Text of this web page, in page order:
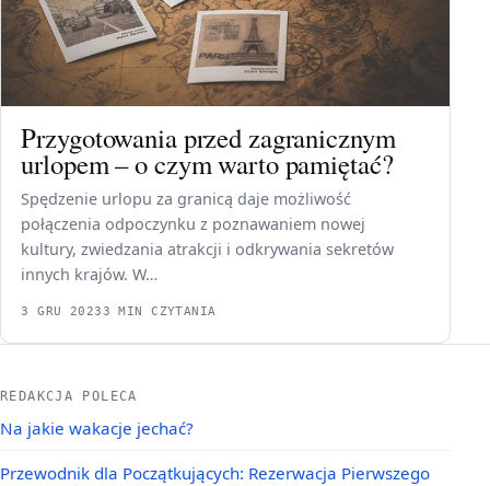
Przygotowania przed zagranicznym
urlopem – o czym warto pamiętać?
Spędzenie urlopu za granicą daje możliwość
połączenia odpoczynku z poznawaniem nowej
kultury, zwiedzania atrakcji i odkrywania sekretów
innych krajów. W…
3 GRU 20233 MIN CZYTANIA
REDAKCJA POLECA
Na jakie wakacje jechać?
Przewodnik dla Początkujących: Rezerwacja Pierwszego